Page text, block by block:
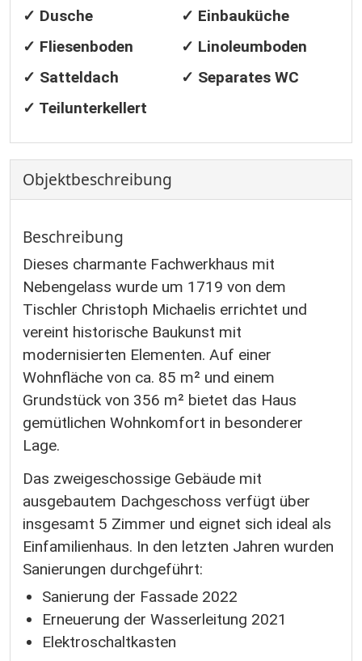
✓ Dusche
✓ Einbauküche
✓ Fliesenboden
✓ Linoleumboden
✓ Satteldach
✓ Separates WC
✓ Teilunterkellert
Objekt­beschreibung
Beschreibung
Dieses charmante Fachwerkhaus mit
Nebengelass wurde um 1719 von dem
Tischler Christoph Michaelis errichtet und
vereint historische Baukunst mit
modernisierten Elementen. Auf einer
Wohnfläche von ca. 85 m² und einem
Grundstück von 356 m² bietet das Haus
gemütlichen Wohnkomfort in besonderer
Lage.
Das zweigeschossige Gebäude mit
ausgebautem Dachgeschoss verfügt über
insgesamt 5 Zimmer und eignet sich ideal als
Einfamilienhaus. In den letzten Jahren wurden
Sanierungen durchgeführt:
Sanierung der Fassade 2022
Erneuerung der Wasserleitung 2021
Elektroschaltkasten